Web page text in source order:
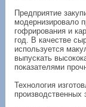
Предприятие
модернизировало
гофрирования и
год. В качестве
используется
выпускать
показателями
Технология
производственных